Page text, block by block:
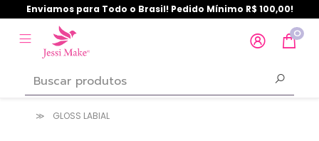
Enviamos para Todo o Brasil! Pedido Mínimo R$ 100,00!
0
GLOSS LABIAL